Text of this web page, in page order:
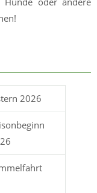
2026